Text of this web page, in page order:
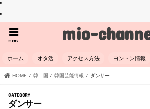
"
"
mio-
menu
ホーム オタ活 アクセス方法 ヨントン情報
HOME 韓 国 韓国芸能情報 ダンサー
ダンサー